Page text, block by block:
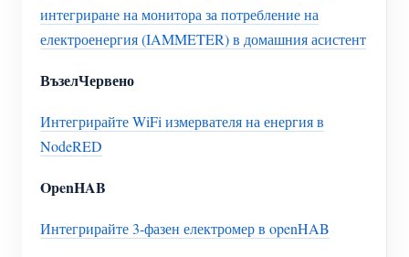
интегриране на монитора за потребление на
електроенергия (IAMMETER) в домашния асистент
ВъзелЧервено
Интегрирайте WiFi измервателя на енергия в
NodeRED
OpenHAB
Интегрирайте 3-фазен електромер в openHAB